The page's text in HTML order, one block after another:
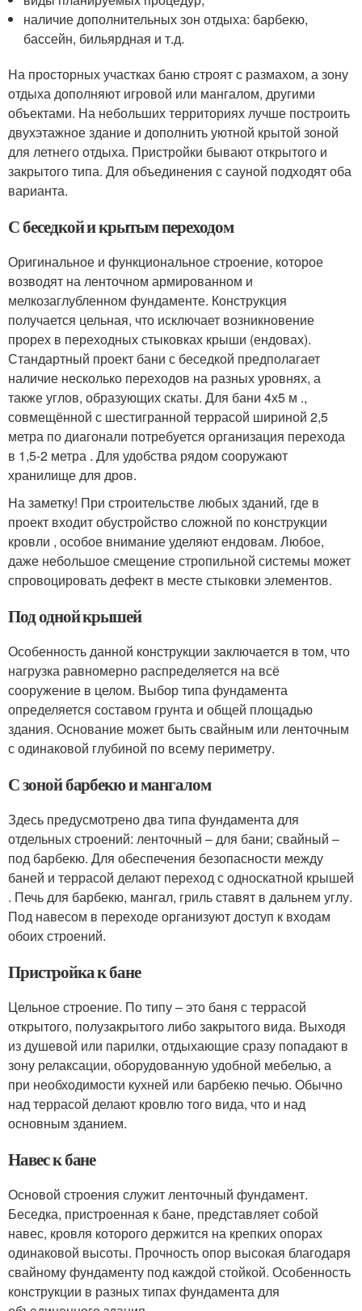
наличие дополнительных зон отдыха: барбекю,
бассейн, бильярдная и т.д.
На просторных участках баню строят с размахом, а зону
отдыха дополняют игровой или мангалом, другими
объектами. На небольших территориях лучше построить
двухэтажное здание и дополнить уютной крытой зоной
для летнего отдыха. Пристройки бывают открытого и
закрытого типа. Для объединения с сауной подходят оба
варианта.
С беседкой и крытым переходом
Оригинальное и функциональное строение, которое
возводят на ленточном армированном и
мелкозаглубленном фундаменте. Конструкция
получается цельная, что исключает возникновение
прорех в переходных стыковках крыши (ендовах).
Стандартный проект бани с беседкой предполагает
наличие несколько переходов на разных уровнях, а
также углов, образующих скаты. Для бани 4х5 м .,
совмещённой с шестигранной террасой шириной 2,5
метра по диагонали потребуется организация перехода
в 1,5-2 метра . Для удобства рядом сооружают
хранилище для дров.
На заметку! При строительстве любых зданий, где в
проект входит обустройство сложной по конструкции
кровли , особое внимание уделяют ендовам. Любое,
даже небольшое смещение стропильной системы может
спровоцировать дефект в месте стыковки элементов.
Под одной крышей
Особенность данной конструкции заключается в том, что
нагрузка равномерно распределяется на всё
сооружение в целом. Выбор типа фундамента
определяется составом грунта и общей площадью
здания. Основание может быть свайным или ленточным
с одинаковой глубиной по всему периметру.
С зоной барбекю и мангалом
Здесь предусмотрено два типа фундамента для
отдельных строений: ленточный – для бани; свайный –
под барбекю. Для обеспечения безопасности между
баней и террасой делают переход с односкатной крышей
. Печь для барбекю, мангал, гриль ставят в дальнем углу.
Под навесом в переходе организуют доступ к входам
обоих строений.
Пристройка к бане
Цельное строение. По типу – это баня с террасой
открытого, полузакрытого либо закрытого вида. Выходя
из душевой или парилки, отдыхающие сразу попадают в
зону релаксации, оборудованную удобной мебелью, а
при необходимости кухней или барбекю печью. Обычно
над террасой делают кровлю того вида, что и над
основным зданием.
Навес к бане
Основой строения служит ленточный фундамент.
Беседка, пристроенная к бане, представляет собой
навес, кровля которого держится на крепких опорах
одинаковой высоты. Прочность опор высокая благодаря
свайному фундаменту под каждой стойкой. Особенность
конструкции в разных типах фундамента для